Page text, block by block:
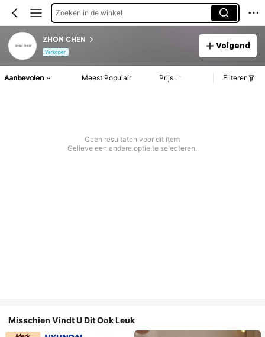
Zoeken in de winkel
ZHON CHEN
Verkoper
Volgend
Aanbevolen Meest Populair Prijs Filteren
Geen resultaten voor dit item
Gelieve een andere optie te selecteren.
Misschien Vindt U Dit Ook Leuk